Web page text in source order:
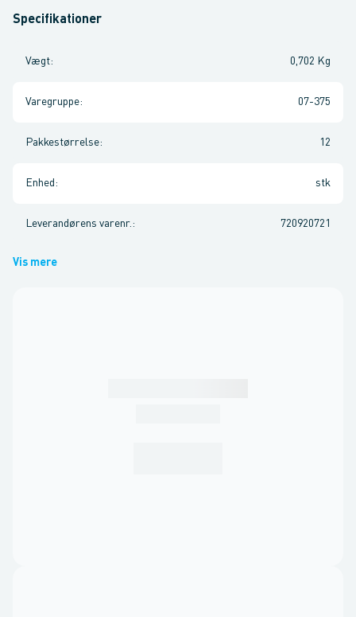
Specifikationer
Vægt: 0,702 Kg
Varegruppe: 07-375
Pakkestørrelse: 12
Enhed : stk
Leverandørens varenr. : 720920721
Vis mere